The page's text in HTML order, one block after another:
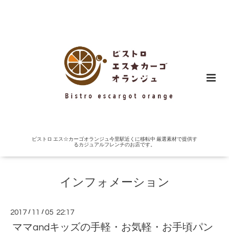
ビストロ エス☆カーゴオランジュ今里駅近くに移転中 厳選素材で提供す
るカジュアルフレンチのお店です。
インフォメーション
2017 / 11 /05 22:17
ママandキッズの手軽・お気軽・お手頃パン